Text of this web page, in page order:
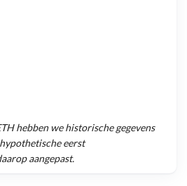
hebben we historische gegevens
eerst
aangepast.